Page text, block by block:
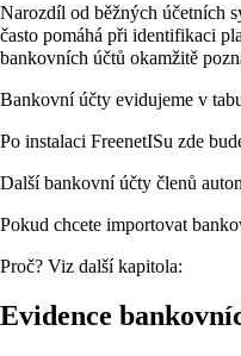
Narozdíl od běžných účetních
často pomáhá při identifikaci
bankovních účtů okamžitě
Bankovní účty evidujeme v
Po instalaci FreenetISu zde
Další bankovní účty členů
Pokud chcete importovat
Proč? Viz další kapitola:
Evidence